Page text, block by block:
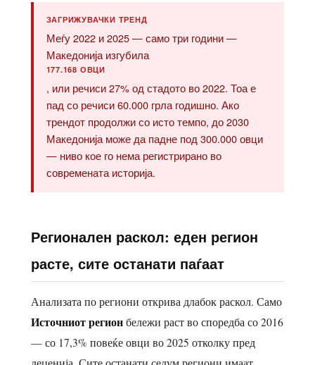
ЗАГРИЖУВАЧКИ ТРЕНД
Меѓу 2022 и 2025 — само три години —
Македонија изгубила
177.168 ОВЦИ
, или речиси 27% од стадото во 2022. Тоа е
пад со речиси 60.000 грла годишно. Ако
трендот продолжи со исто темпо, до 2030
Македонија може да падне под 300.000 овци
— ниво кое го нема регистрирано во
современата историја.
Регионален раскол: еден регион
расте, сите останати паѓаат
Анализата по региони открива длабок раскол. Само
Источниот регион бележи раст во споредба со 2016
— со 17,3% повеќе овци во 2025 отколку пред